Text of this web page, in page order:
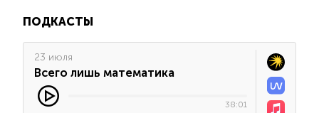
ПОДКАСТЫ
23 июля
Всего лишь математика
38:01